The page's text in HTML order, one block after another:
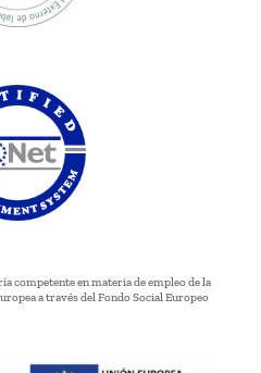
competente en materia de empleo de la
a través del Fondo Social Europeo